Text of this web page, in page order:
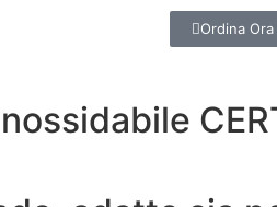
Ordina Ora